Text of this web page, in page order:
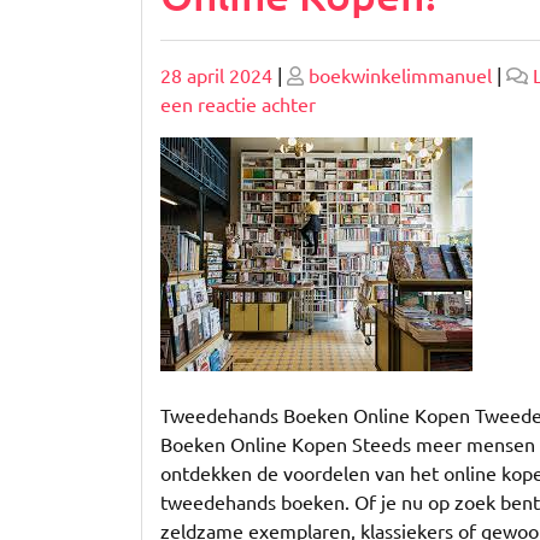
Geplaatst
op
28 april 2024 | Geplaatst
op
boekwinkelimmanuel |
een reactie achterop
Ontdek
de
Schatten:
Tweedehands
Boeken
Online
Kopen!
Tweedehands Boeken Online Kopen
Boeken Online Kopen Steeds meer mensen
ontdekken de voordelen van het online
tweedehands boeken. Of je nu op zoek
zeldzame exemplaren, klassiekers of